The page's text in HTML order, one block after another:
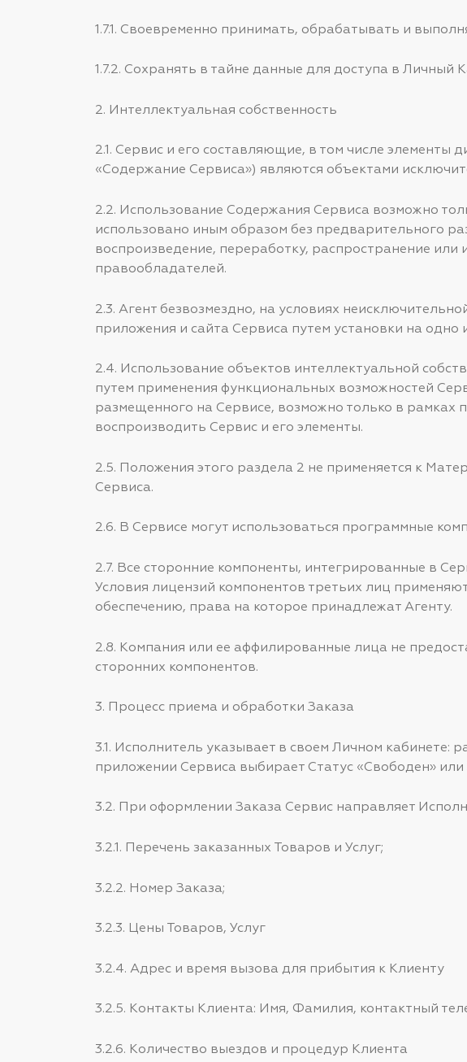
1.7.1. Своевременно принимать, обрабатывать и
1.7.2. Сохранять в тайне данные для доступа в Личный
2. Интеллектуальная собственность
2.1. Сервис и его составляющие, в том числе элементы
«Содержание Сервиса») являются объектами
2.2. Использование Содержания Сервиса возможно
использовано иным образом без предварительного
воспроизведение, переработку, распространение
правообладателей.
2.3. Агент безвозмездно, на условиях
приложения и сайта Сервиса путем установки на
2.4. Использование объектов интеллектуальной
путем применения функциональных возможностей
размещенного на Сервисе, возможно только в
воспроизводить Сервис и его элементы.
2.5. Положения этого раздела 2 не применяется к
Сервиса.
2.6. В Сервисе могут использоваться программные
2.7. Все сторонние компоненты, интегрированные в
Условия лицензий компонентов третьих лиц
обеспечению, права на которое принадлежат Агенту.
2.8. Компания или ее аффилированные лица не
сторонних компонентов.
3. Процесс приема и обработки Заказа
3.1. Исполнитель указывает в своем Личном
приложении Сервиса выбирает Статус «Свободен» или
3.2. При оформлении Заказа Сервис направляет
3.2.1. Перечень заказанных Товаров и Услуг;
3.2.2. Номер Заказа;
3.2.3. Цены Товаров, Услуг
3.2.4. Адрес и время вызова для прибытия к Клиенту
3.2.5. Контакты Клиента: Имя, Фамилия, контактный
3.2.6. Количество выездов и процедур Клиента